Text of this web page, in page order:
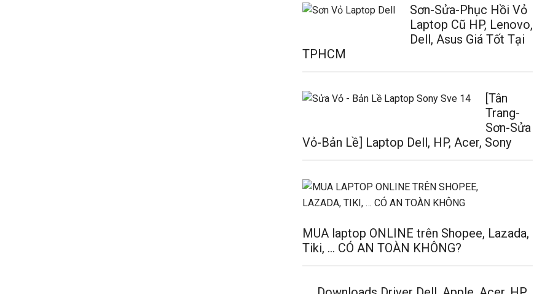
Sơn-Sửa-Phục Hồi Vỏ
Laptop Cũ HP, Lenovo,
Dell, Asus Giá Tốt Tại
TPHCM
[Tân
Trang-
Sơn-Sửa
Vỏ-Bản Lề] Laptop Dell, HP, Acer, Sony
MUA laptop ONLINE trên Shopee, Lazada,
Tiki, … CÓ AN TOÀN KHÔNG?